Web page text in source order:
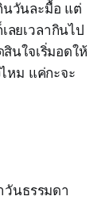
นวันละมื้อ แต่
ลยเวลากินไป
นใจเริ่มอดให้
หม แค่กะจะ
วันธรรมดา